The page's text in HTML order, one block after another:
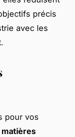
précis
avec les
pour vos
matières